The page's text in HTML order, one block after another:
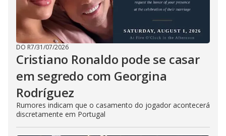
DO R7/31/07/2026
Cristiano Ronaldo pode se casar
em segredo com Georgina
Rodríguez
Rumores indicam que o casamento do jogador acontecerá
discretamente em Portugal